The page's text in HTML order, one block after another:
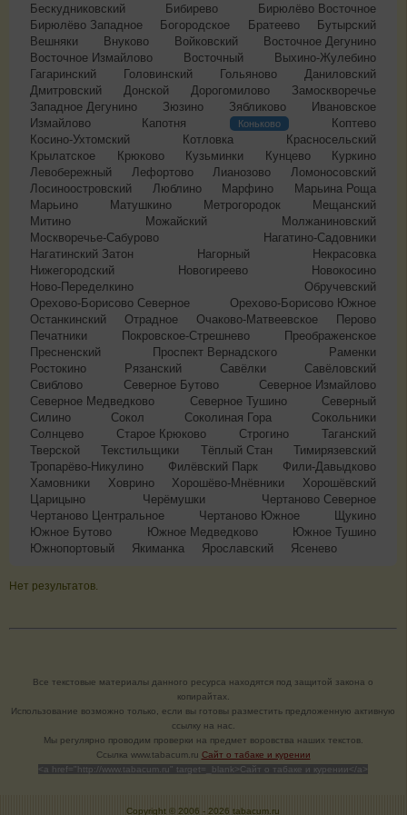
Бескудниковский
Бибирево
Бирюлёво Восточное
Бирюлёво Западное
Богородское Братеево
Бутырский
Вешняки
Внуково Войковский
Восточное Дегунино
Восточное Измайлово
Восточный
Выхино-Жулебино
Гагаринский
Головинский Гольяново
Даниловский
Дмитровский
Донской Дорогомилово
Замоскворечье
Западное Дегунино
Зюзино Зябликово
Ивановское
Измайлово
Капотня Коньково
Коптево
Косино-Ухтомский
Котловка
Красносельский
Крылатское
Крюково Кузьминки Кунцево
Куркино
Левобережный
Лефортово Лианозово
Ломоносовский
Лосиноостровский
Люблино Марфино
Марьина Роща
Марьино
Матушкино Метрогородок
Мещанский
Митино
Можайский
Молжаниновский
Москворечье-Сабурово
Нагатино-Садовники
Нагатинский Затон
Нагорный
Некрасовка
Нижегородский
Новогиреево
Новокосино
Ново-Переделкино
Обручевский
Орехово-Борисово Северное
Орехово-Борисово Южное
Останкинский
Отрадное Очаково-Матвеевское
Перово
Печатники
Покровское-Стрешнево
Преображенское
Пресненский
Проспект Вернадского
Раменки
Ростокино
Рязанский Савёлки
Савёловский
Свиблово
Северное Бутово
Северное Измайлово
Северное Медведково
Северное Тушино
Северный
Силино
Сокол Соколиная Гора
Сокольники
Солнцево
Старое Крюково Строгино
Таганский
Тверской
Текстильщики Тёплый Стан
Тимирязевский
Тропарёво-Никулино
Филёвский Парк
Фили-Давыдково
Хамовники
Ховрино Хорошёво-Мнёвники
Хорошёвский
Царицыно
Черёмушки
Чертаново Северное
Чертаново Центральное
Чертаново Южное
Щукино
Южное Бутово
Южное Медведково
Южное Тушино
Южнопортовый
Якиманка Ярославский Ясенево
Нет результатов.
Все текстовые материалы данного ресурса находятся под защитой закона о
копирайтах.
Использование возможно только, если вы готовы разместить предложенную активную
ссылку на нас.
Мы регулярно проводим проверки на предмет воровства наших текстов.
Cсылка www.tabacum.ru Сайт о табаке и курении
<a href="http://www.tabacum.ru" target=_blank>Сайт о табаке и курении</a>
Copyright © 2006 - 2026 tabacum.ru